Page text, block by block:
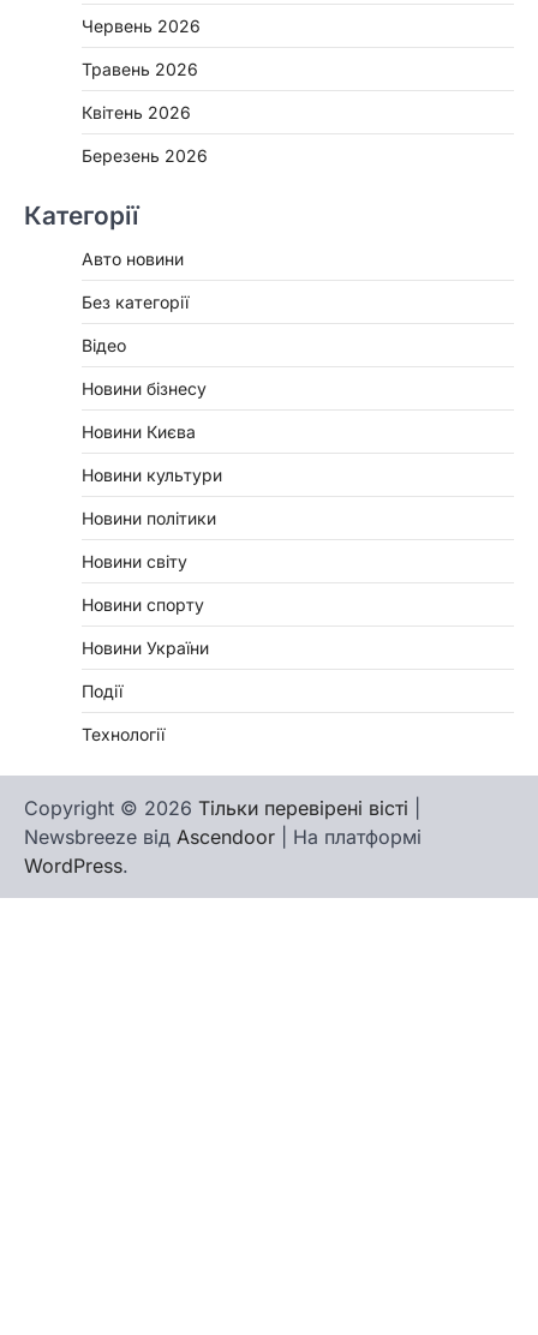
Червень 2026
Травень 2026
Квітень 2026
Березень 2026
Категорії
Авто новини
Без категорії
Відео
Новини бізнесу
Новини Києва
Новини культури
Новини політики
Новини світу
Новини спорту
Новини України
Події
Технології
Copyright © 2026 Тільки перевірені вісті
Newsbreeze від Ascendoor | На платформі
WordPress.